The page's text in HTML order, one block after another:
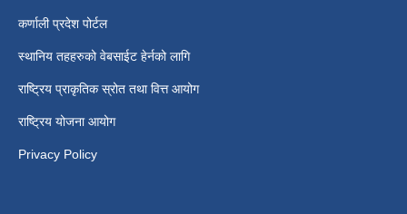
कर्णाली प्रदेश पोर्टल
स्थानिय तहहरुको वेबसाईट हेर्नको लागि
राष्ट्रिय प्राकृतिक स्रोत तथा वित्त आयोग
राष्ट्रिय योजना आयोग
Privacy Policy